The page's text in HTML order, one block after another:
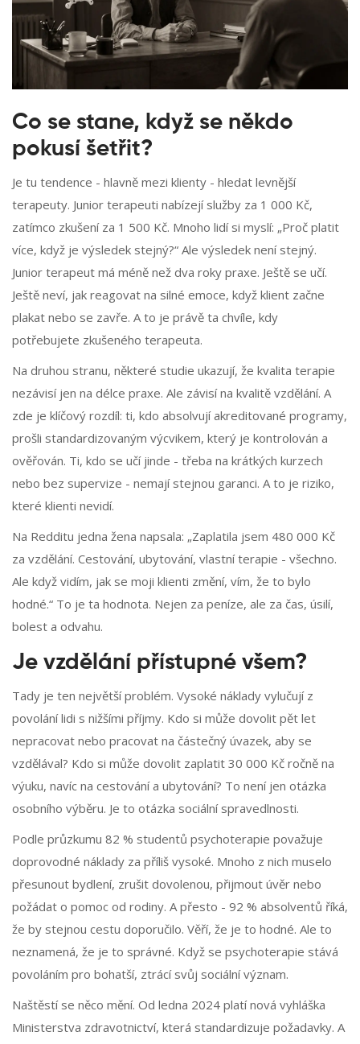
Co se stane, když se někdo
pokusí šetřit?
Je tu tendence - hlavně mezi klienty - hledat levnější
terapeuty. Junior terapeuti nabízejí služby za 1 000 Kč,
zatímco zkušení za 1 500 Kč. Mnoho lidí si myslí: „Proč platit
více, když je výsledek stejný?“ Ale výsledek není stejný.
Junior terapeut má méně než dva roky praxe. Ještě se učí.
Ještě neví, jak reagovat na silné emoce, když klient začne
plakat nebo se zavře. A to je právě ta chvíle, kdy
potřebujete zkušeného terapeuta.
Na druhou stranu, některé studie ukazují, že kvalita terapie
nezávisí jen na délce praxe. Ale závisí na kvalitě vzdělání. A
zde je klíčový rozdíl: ti, kdo absolvují akreditované programy,
prošli standardizovaným výcvikem, který je kontrolován a
ověřován. Ti, kdo se učí jinde - třeba na krátkých kurzech
nebo bez supervize - nemají stejnou garanci. A to je riziko,
které klienti nevidí.
Na Redditu jedna žena napsala: „Zaplatila jsem 480 000 Kč
za vzdělání. Cestování, ubytování, vlastní terapie - všechno.
Ale když vidím, jak se moji klienti změní, vím, že to bylo
hodné.“ To je ta hodnota. Nejen za peníze, ale za čas, úsilí,
bolest a odvahu.
Je vzdělání přístupné všem?
Tady je ten největší problém. Vysoké náklady vylučují z
povolání lidi s nižšími příjmy. Kdo si může dovolit pět let
nepracovat nebo pracovat na částečný úvazek, aby se
vzdělával? Kdo si může dovolit zaplatit 30 000 Kč ročně na
výuku, navíc na cestování a ubytování? To není jen otázka
osobního výběru. Je to otázka sociální spravedlnosti.
Podle průzkumu 82 % studentů psychoterapie považuje
doprovodné náklady za příliš vysoké. Mnoho z nich muselo
přesunout bydlení, zrušit dovolenou, přijmout úvěr nebo
požádat o pomoc od rodiny. A přesto - 92 % absolventů říká,
že by stejnou cestu doporučilo. Věří, že je to hodné. Ale to
neznamená, že je to správné. Když se psychoterapie stává
povoláním pro bohatší, ztrácí svůj sociální význam.
Naštěstí se něco mění. Od ledna 2024 platí nová vyhláška
Ministerstva zdravotnictví, která standardizuje požadavky. A